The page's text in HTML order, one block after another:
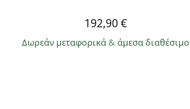
192,90 €
Δωρεάν μεταφορικά& άμεσα διαθέσιμο